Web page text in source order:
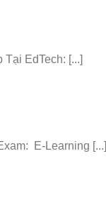
EdTech: [...]
E-Learning [...]